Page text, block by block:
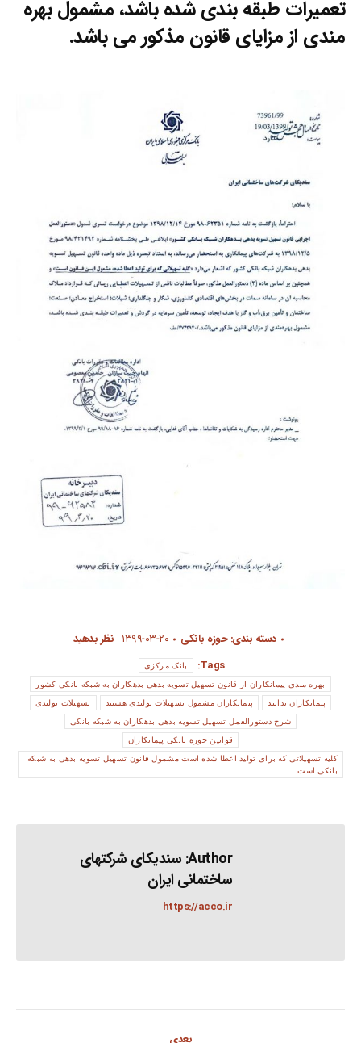
تعمیرات طبقه بندی شده باشد، مشمول بهره
مندی از مزایای قانون مذکور می باشد.
دسته بندی:حوزه بانکی ۱۳۹۹-۰۳-۲۰ نظر بدهید
Tags:
بانک مرکزی
بهره مندی پیمانکاران از قانون تسهیل تسویه بدهی بدهکاران به شبکه بانکی کشور
پیمانکاران بدانند پیمانکاران مشمول تسهیلات تولیدی هستند تسهیلات تولیدی
شرح دستورالعمل تسهیل تسویه بدهی بدهکاران به شبکه بانکی
قوانین حوزه بانکی پیمانکاران
کلیه تسهیلاتی که برای تولید اعطا شده است مشمول قانون تسهیل تسویه بدهی به شبکه
بانکی است
Author: سندیکای شرکتهای
ساختمانی ایران
https://acco.ir
بعدی